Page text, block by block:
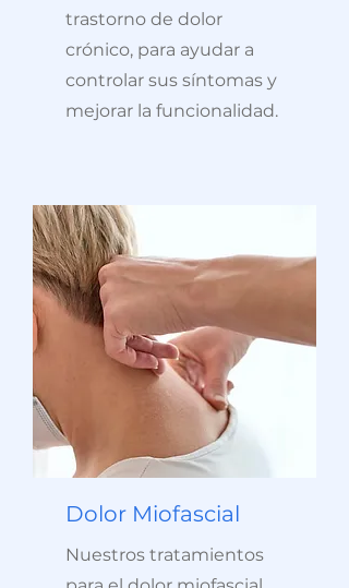
trastorno de dolor
crónico, para ayudar a
controlar sus síntomas y
mejorar la funcionalidad.
Dolor Miofascial
Nuestros tratamientos